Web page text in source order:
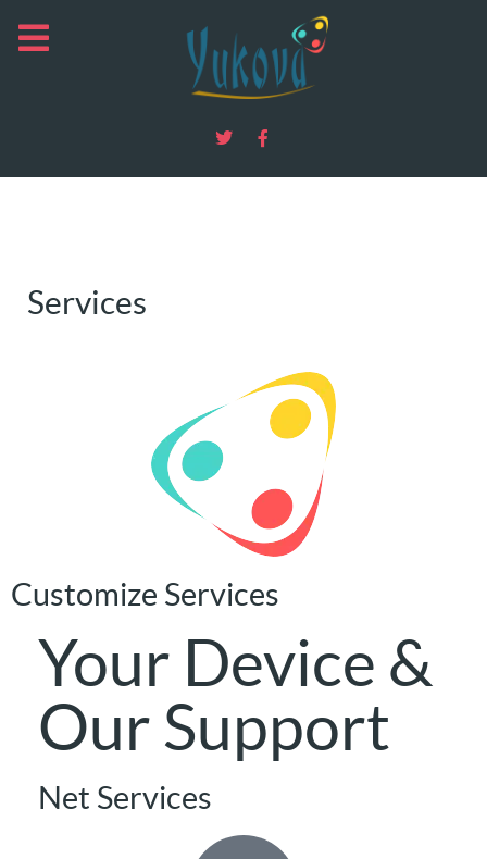
Services
Customize Services
Your Device &
Our Support​
Net Services